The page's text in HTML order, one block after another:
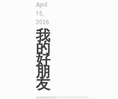
April
15,
2026
我
的
好
朋
友